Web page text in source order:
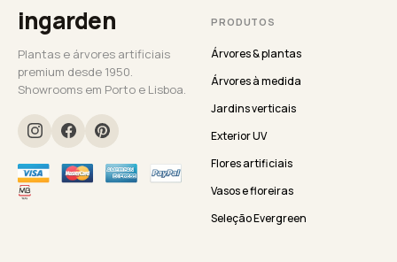
ingarden
Plantas e árvores artificiais
premium desde 1950.
Showrooms em Porto e Lisboa.
PRODUTOS
Árvores & plantas
Árvores à medida
Jardins verticais
Exterior UV
Flores artificiais
Vasos e floreiras
Seleção Evergreen